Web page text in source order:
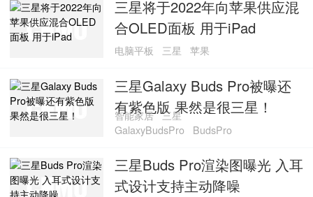
三星将于2022年向苹果供应混
合OLED面板 用于iPad
电脑平板 三星 苹果
三星Galaxy Buds Pro被曝还
有紫色版 果然是很三星！
智能家居 三星
GalaxyBudsPro
BudsPro
三星Buds Pro渲染图曝光 入耳
式设计支持主动降噪